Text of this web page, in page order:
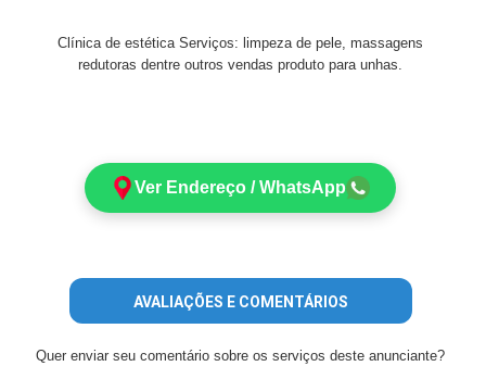
Clínica de estética Serviços: limpeza de pele, massagens
redutoras dentre outros vendas produto para unhas.
Ver Endereço / WhatsApp
AVALIAÇÕES E COMENTÁRIOS
Quer enviar seu comentário sobre os serviços deste anunciante?